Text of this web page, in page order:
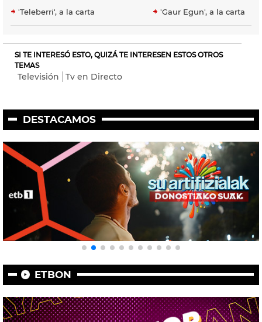
'Teleberri', a la carta 'Gaur Egun', a la carta
SI TE INTERESÓ ESTO, QUIZÁ TE INTERESEN ESTOS OTROS
TEMAS
Televisión Tv en Directo
DESTACAMOS
ETBON